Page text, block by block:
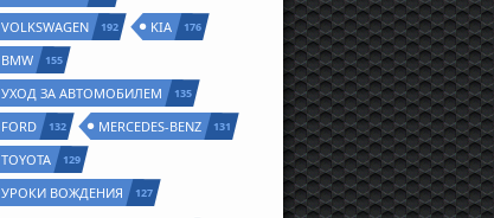
VOLKSWAGEN 192 KIA 176
BMW 155
УХОД ЗА АВТОМОБИЛЕМ 135
FORD 132 MERCEDES-BENZ 131
TOYOTA 129
УРОКИ ВОЖДЕНИЯ 127